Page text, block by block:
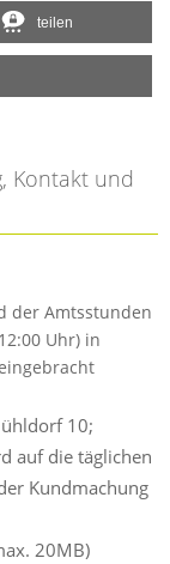
teilen
Kontakt und
der Amtsstunden
Uhr) in
10;
auf die täglichen
Kundmachung
20MB)